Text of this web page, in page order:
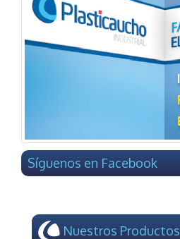
Síguenos en Facebook
Nuestros Productos